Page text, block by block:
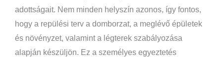
adottságait. Nem minden helyszín azonos, így fontos,
hogy a repülési terv a domborzat, a meglévő épületek
és növényzet, valamint a légterek szabályozása
alapján készüljön. Ez a személyes egyeztetés